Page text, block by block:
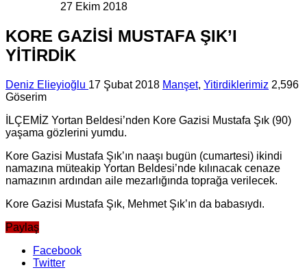
27 Ekim 2018
KORE GAZİSİ MUSTAFA ŞIK’I
YİTİRDİK
Deniz Elieyioğlu 17 Şubat 2018 Manşet, Yitirdiklerimiz 2,596
Göserim
İLÇEMİZ Yortan Beldesi’nden Kore Gazisi Mustafa Şık (90)
yaşama gözlerini yumdu.
Kore Gazisi Mustafa Şık’ın naaşı bugün (cumartesi) ikindi
namazına müteakip Yortan Beldesi’nde kılınacak cenaze
namazının ardından aile mezarlığında toprağa verilecek.
Kore Gazisi Mustafa Şık, Mehmet Şık’ın da babasıydı.
Paylaş
Facebook
Twitter